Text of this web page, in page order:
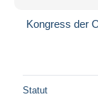
Kongress der
Statut